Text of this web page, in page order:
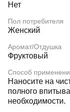
Нет
Пол потребителя
Женский
Аромат/Отдушка
Фруктовый
Способ
Наносите на
полного
необходимости.